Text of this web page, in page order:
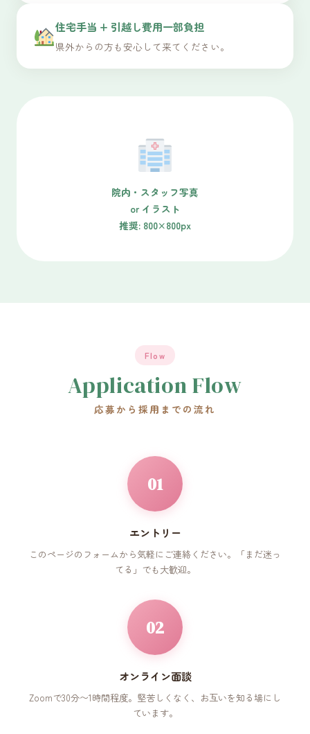
住宅手当 + 引越し費用一部負担
県外からの方も安心して来てください。
院内・スタッフ写真
or イラスト
推奨: 800×800px
Flow
Application Flow
応募から採用までの流れ
01
エントリー
このページのフォームから気軽にご連絡ください。「まだ迷っ
てる」でも大歓迎。
02
オンライン面談
Zoomで30分〜1時間程度。堅苦しくなく、お互いを知る場にし
ています。